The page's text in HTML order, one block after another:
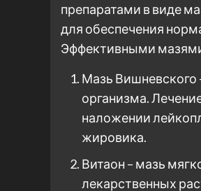
препаратами в виде
для обеспечения
Эффективными
Мазь Вишневского
организма.
наложении
жировика.
Витаон – мазь
лекарственных